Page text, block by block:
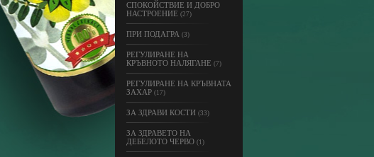
СПОКОЙСТВИЕ И ДОБРО
НАСТРОЕНИЕ (27)
ПРИ ПОДАГРА (3)
РЕГУЛИРАНЕ НА
КРЪВНОТО НАЛЯГАНЕ (7)
РЕГУЛИРАНЕ НА КРЪВНАТА
ЗАХАР (17)
ЗА ЗДРАВИ КОСТИ (33)
ЗА ЗДРАВЕТО НА
ДЕБЕЛОТО ЧЕРВО (1)